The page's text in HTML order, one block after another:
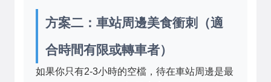
方案二：車站周邊美食衝刺（適
合時間有限或轉車者）
如果你只有2-3小時的空檔，待在車站周邊是最